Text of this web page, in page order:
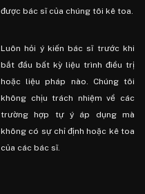
được bác sĩ của chúng tôi kê toa.
Luôn hỏi ý kiến ​​bác sĩ trước khi
bắt đầu bất kỳ liệu trình điều trị
hoặc liệu pháp nào. Chúng tôi
không chịu trách nhiệm về các
trường hợp tự ý áp dụng mà
không có sự chỉ định hoặc kê toa
của các bác sĩ.